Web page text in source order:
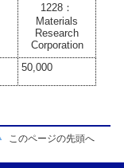
1228：
Materials
Research
Corporation
50,000
このページの先頭へ